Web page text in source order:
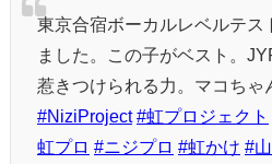
東京合宿ボーカルレベルテス
ました。この子がベスト。
惹きつけられる力。マコちゃ
#NiziProject #虹プロジェクト
虹プロ #ニジプロ #虹かけ #